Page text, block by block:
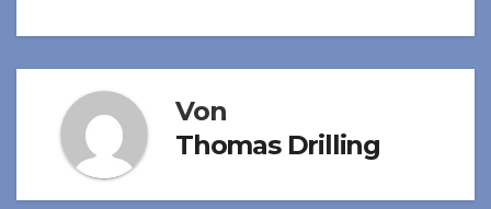
Von
Thomas Drilling